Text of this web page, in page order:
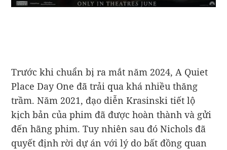
Trước khi chuẩn bị ra mắt năm 2024, A Quiet
Place Day One đã trải qua khá nhiều thăng
trầm. Năm 2021, đạo diễn Krasinski tiết lộ
kịch bản của phim đã được hoàn thành và gửi
đến hãng phim. Tuy nhiên sau đó Nichols đã
quyết định rời dự án với lý do bất đồng quan